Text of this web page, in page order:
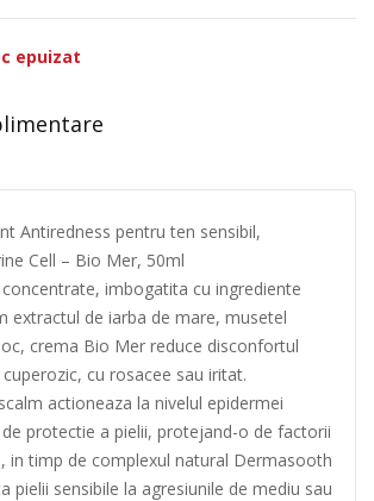
epuizat
Antiredness pentru ten sensibil,
Cell – Bio Mer, 50ml
imbogatita cu ingrediente
extractul de iarba de mare, musetel
crema Bio Mer reduce disconfortul
cu rosacee sau iritat.
actioneaza la nivelul epidermei
protectie a pielii, protejand-o de factorii
in timp de complexul natural Dermasooth
pielii sensibile la agresiunile de mediu sau